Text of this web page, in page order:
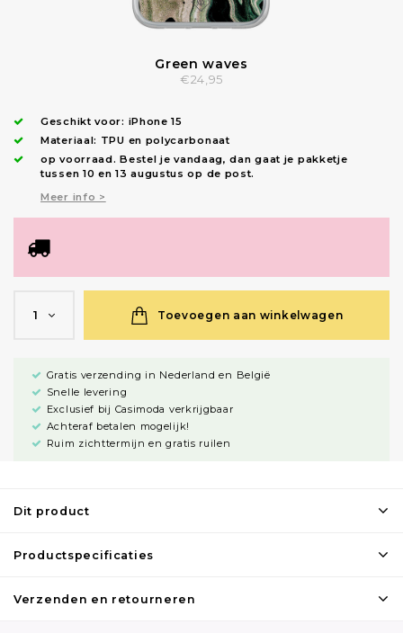
Green waves
€24,95
Geschikt voor: iPhone 15
Materiaal: TPU en polycarbonaat
op voorraad.Bestel je vandaag, dan gaat je pakketje
tussen 10 en 13 augustus op de post.
Meer info >
1 Toevoegen aan winkelwagen
Gratis verzending in Nederland en België
Snelle levering
Exclusief bij Casimoda verkrijgbaar
Achteraf betalen mogelijk!
Ruim zichttermijn en gratis ruilen
Dit product
Productspecificaties
Verzenden en retourneren